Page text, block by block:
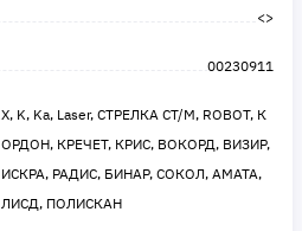
<>
00230911
X, K, Ka, Laser, СТРЕЛКА СТ/М, ROBOT, К
ОРДОН, КРЕЧЕТ, КРИС, ВОКОРД, ВИЗИР,
ИСКРА, РАДИС, БИНАР, СОКОЛ, АМАТА,
ЛИСД, ПОЛИСКАН